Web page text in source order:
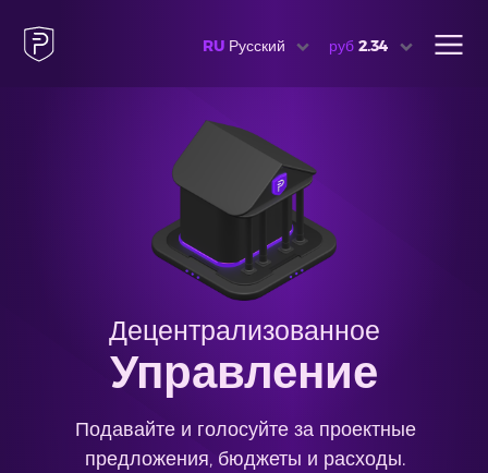
RU Русский руб 2.34
Децентрализованное
Управление
Подавайте и голосуйте за проектные
предложения, бюджеты и расходы.